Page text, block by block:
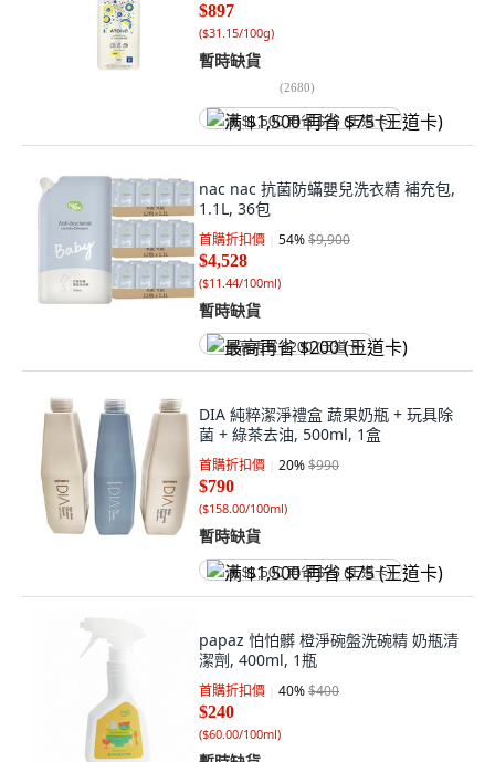
$897
($31.15/100g)
暫時缺貨
(2680)
满 $1,500 再省 $75 (王道卡)
nac nac 抗菌防蟎嬰兒洗衣精 補充包,
1.1L, 36包
首購折扣價 54%$9,900
$4,528
($11.44/100ml)
暫時缺貨
最高再省 $200 (王道卡)
DIA 純粹潔淨禮盒 蔬果奶瓶 + 玩具除
菌 + 綠茶去油, 500ml, 1盒
首購折扣價 20%$990
$790
($158.00/100ml)
暫時缺貨
满 $1,500 再省 $75 (王道卡)
papaz 怕怕髒 橙淨碗盤洗碗精 奶瓶清
潔劑, 400ml, 1瓶
首購折扣價 40%$400
$240
($60.00/100ml)